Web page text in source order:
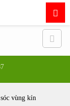
vùng kín